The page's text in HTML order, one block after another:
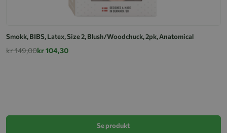
Smokk, BIBS, Latex, Size 2, Blush/Woodchuck, 2pk, Anatomical
kr 149,00kr 104,30
Se produkt